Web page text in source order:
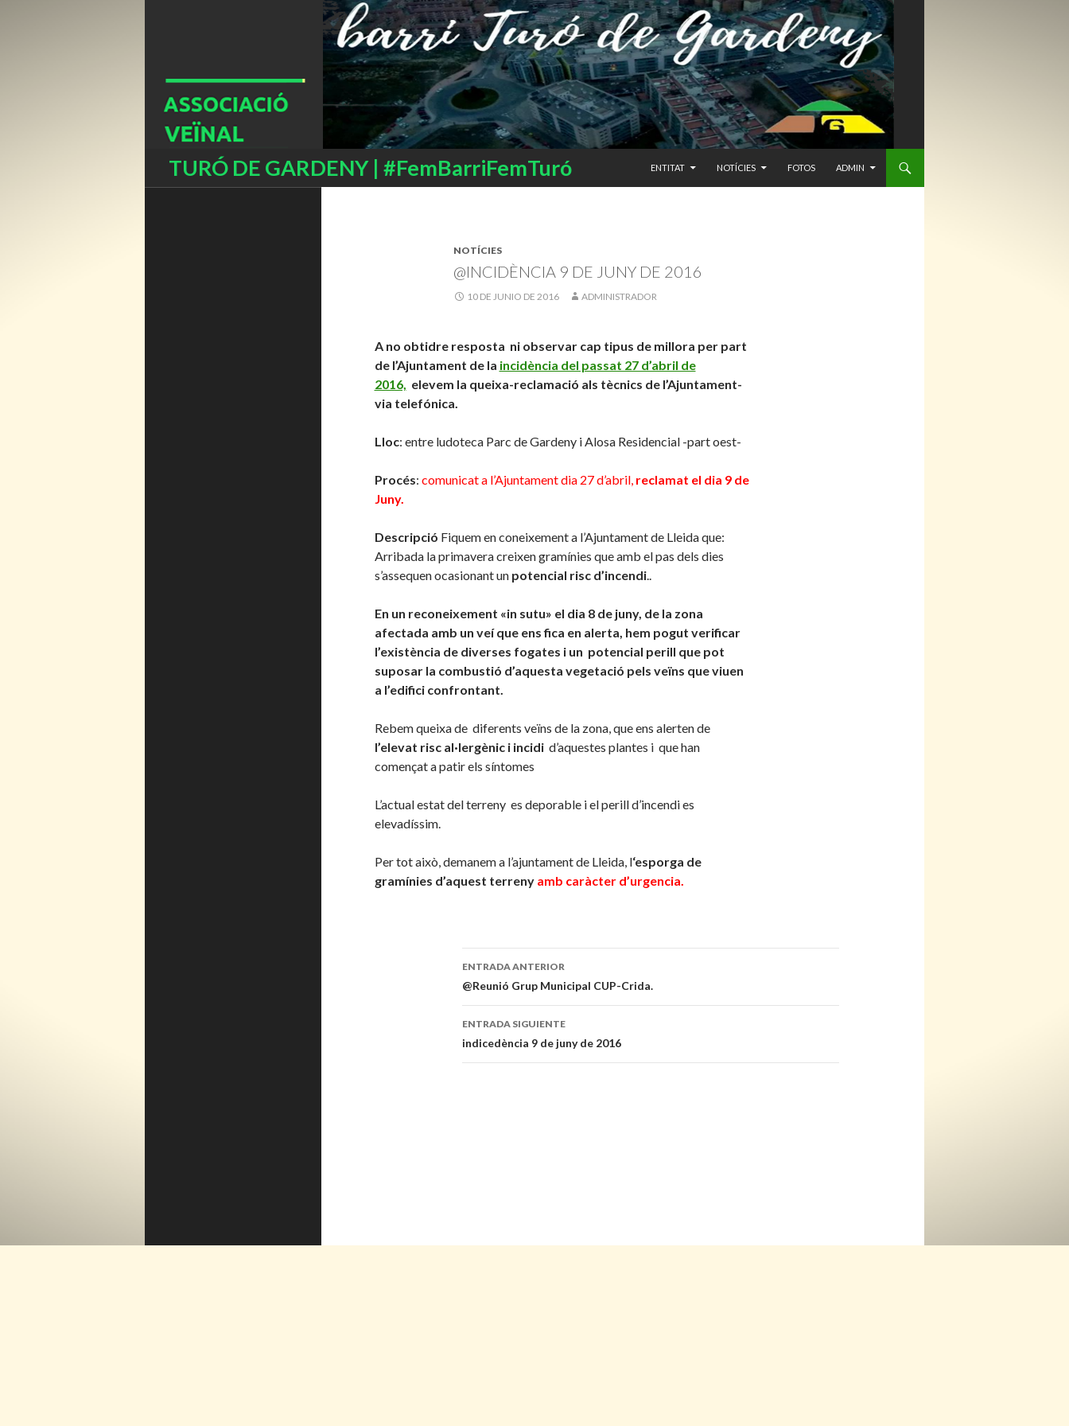
TURÓ DE GARDENY | #FemBarriFemTuró
Buscar
ENTITAT
NOTÍCIES FOTOS ADMIN
NOTÍCIES
@INCIDÈNCIA 9 DE JUNY DE 2016
10 DE JUNIO DE 2016 ADMINISTRADOR
A no obtidre resposta ni observar cap tipus de millora per part
de l’Ajuntament de la incidència del passat 27 d’abril de
2016, elevem la queixa-reclamació als tècnics de l’Ajuntament-
via telefónica.
Lloc: entre ludoteca Parc de Gardeny i Alosa Residencial -part oest-
Procés: comunicat a l’Ajuntament dia 27 d’abril, reclamat el dia 9 de
Juny.
Descripció Fiquem en coneixement a l’Ajuntament de Lleida que:
Arribada la primavera creixen gramínies que amb el pas dels dies
s’assequen ocasionant unpotencial risc d’incendi.
En un reconeixement «in sutu» el dia 8 de juny, de la zona
afectada amb un veí que ens fica en alerta, hem pogut verificar
l’existència de diverses fogates i un potencial perill que pot
suposar la combustió d’aquesta vegetació pels veïns que viuen
a l’edifici confrontant.
Rebem queixa de diferents veïns de la zona, que ens alerten de
l’elevat risc al·lergènic i incidi d’aquestes plantes i que han
començat a patir els síntomes
L’actual estat del terreny es deporable i el perill d’incendi es
elevadíssim.
Per tot això, demanem a l’ajuntament de Lleida, l‘esporga de
gramínies d’aquest terrenyamb caràcter d’urgencia.
Navegación
de
entradas
ENTRADA ANTERIOR
@Reunió Grup Municipal CUP-Crida.
ENTRADA SIGUIENTE
indicedència 9 de juny de 2016